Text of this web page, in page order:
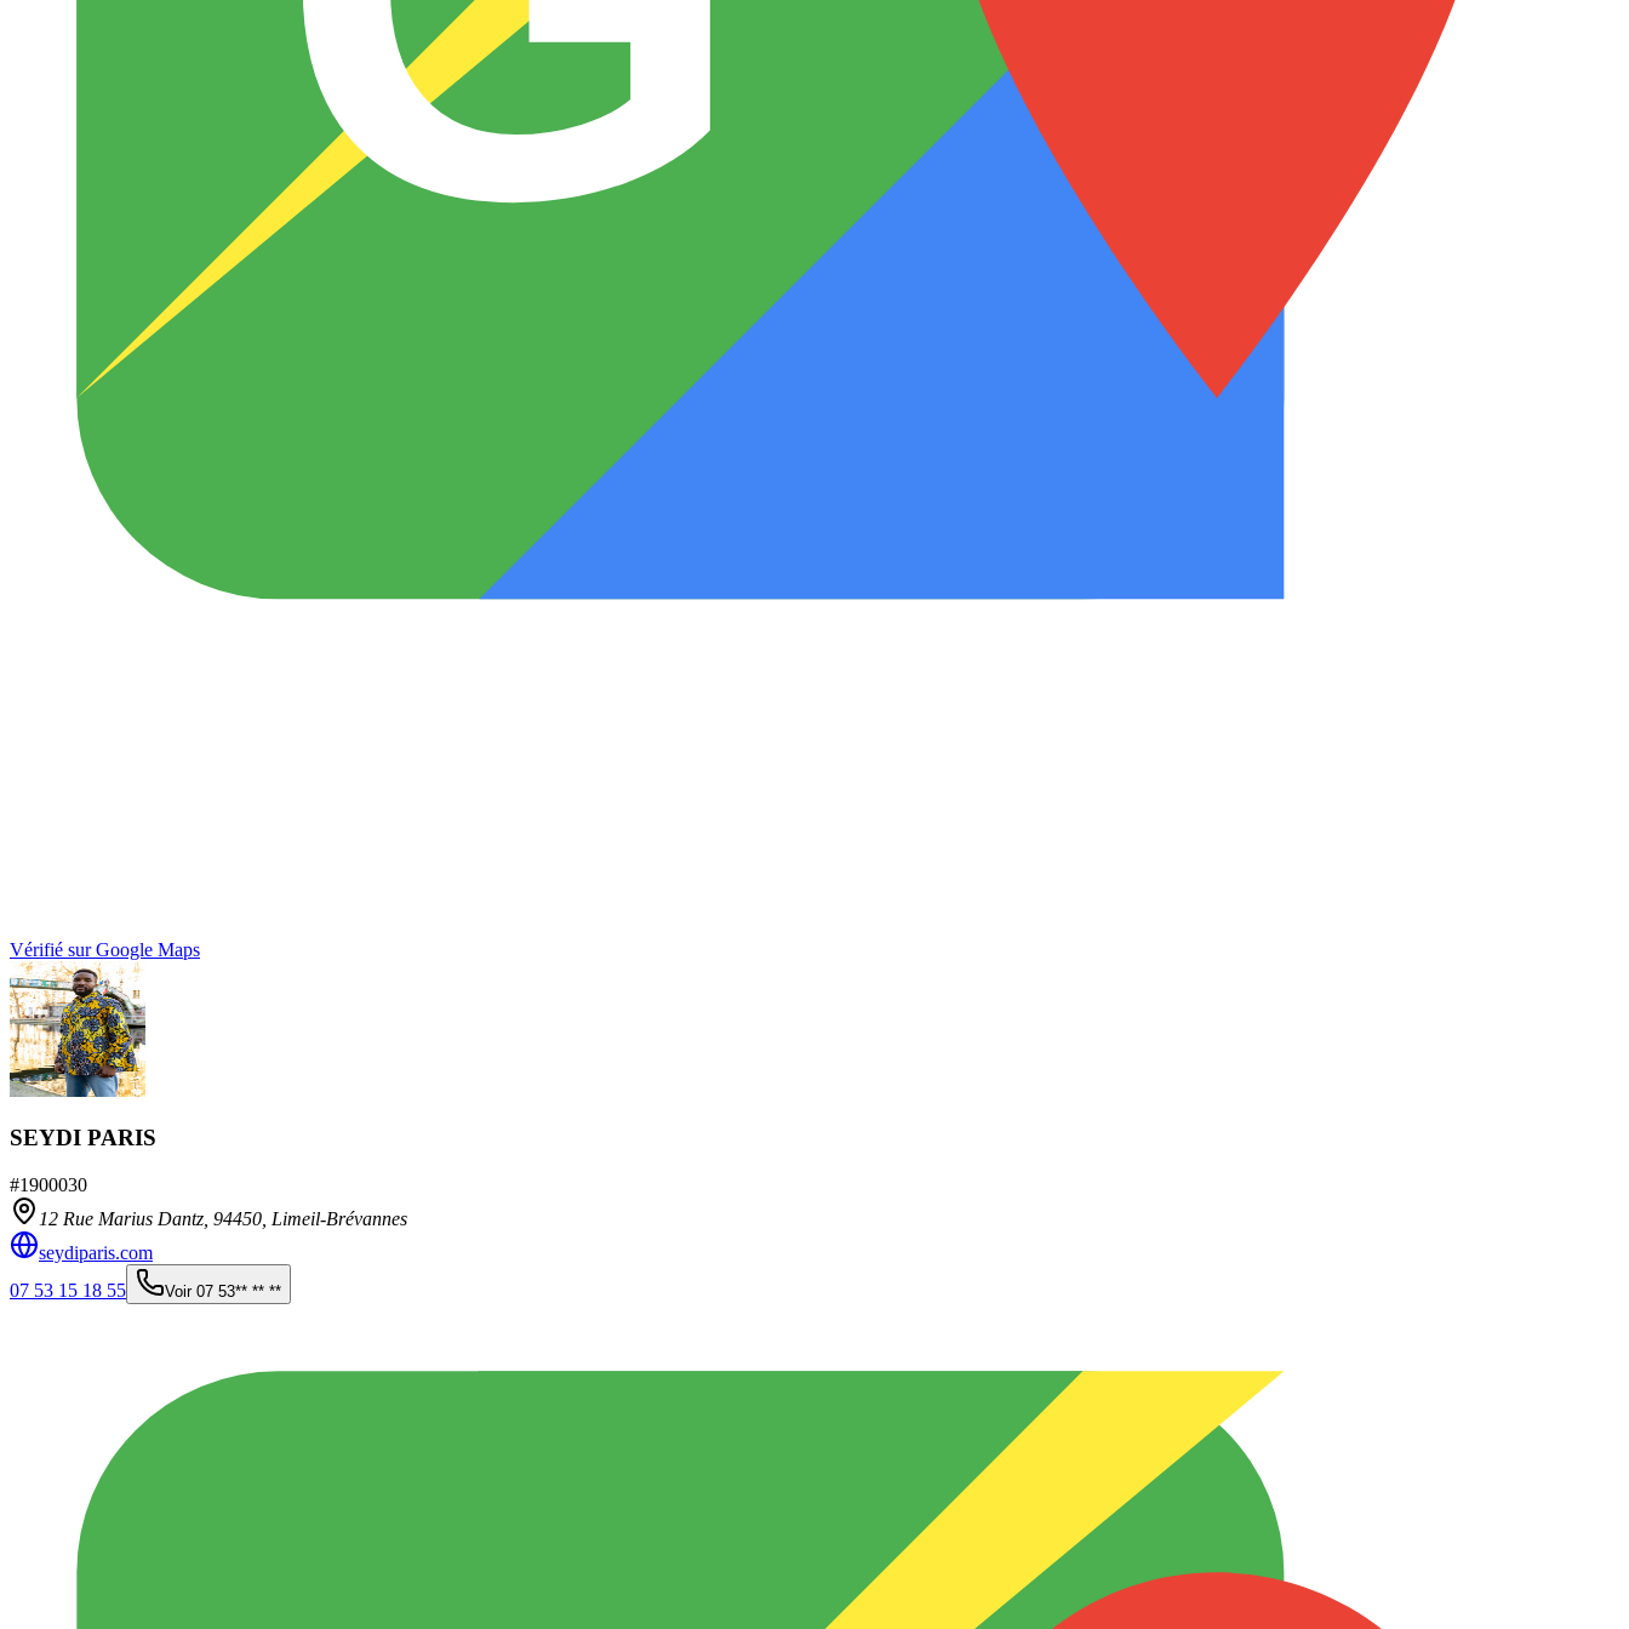
Vérifié sur Google Maps
SEYDI PARIS
#1900030
12 Rue Marius Dantz, 94450 Limeil-Brévannes
seydiparis.com
07 53 15 18 55
Voir 07 53** ** **